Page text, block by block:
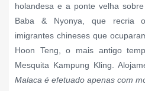
holandesa e a ponte velha
Baba & Nyonya, que recria
imigrantes chineses que
Hoon Teng, o mais antigo
Mesquita Kampung Kling.
Malaca é efetuado apenas com